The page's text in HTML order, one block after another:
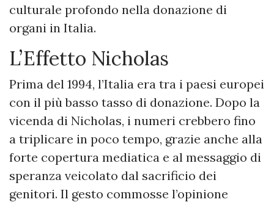
culturale profondo nella donazione di
organi in Italia.
L’Effetto Nicholas
Prima del 1994, l’Italia era tra i paesi europei
con il più basso tasso di donazione. Dopo la
vicenda di Nicholas, i numeri crebbero fino
a triplicare in poco tempo, grazie anche alla
forte copertura mediatica e al messaggio di
speranza veicolato dal sacrificio dei
genitori. Il gesto commosse l’opinione